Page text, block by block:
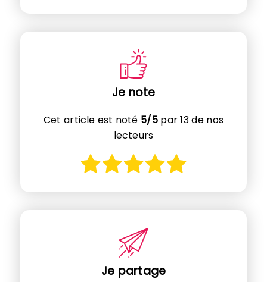
Je note
Cet article est noté 5/5par 13 de nos
lecteurs
Je partage